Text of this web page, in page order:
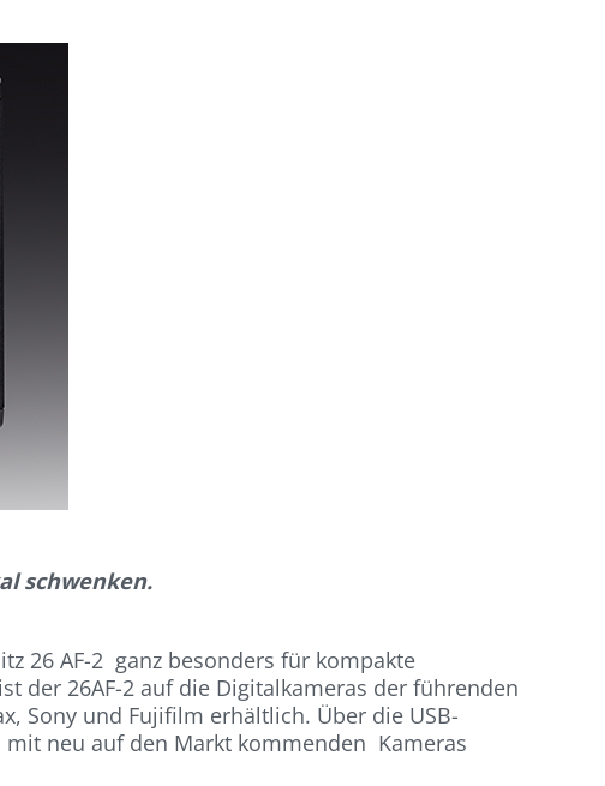
schwenken.
26 AF-2 ganz besonders für kompakte
der 26AF-2 auf die Digitalkameras der führenden
Sony und Fujifilm erhältlich. Über die USB-
neu auf den Markt kommenden Kameras